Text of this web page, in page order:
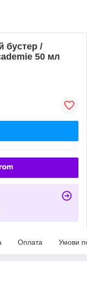
бустер /
50 мл
Оплата Умови